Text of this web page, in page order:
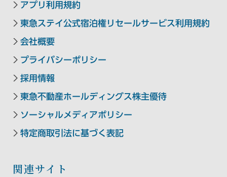
アプリ利用規約
東急ステイ公式宿泊権リセールサービス利用規約
会社概要
プライバシーポリシー
採用情報
東急不動産ホールディングス株主優待
ソーシャルメディアポリシー
特定商取引法に基づく表記
関連サイト